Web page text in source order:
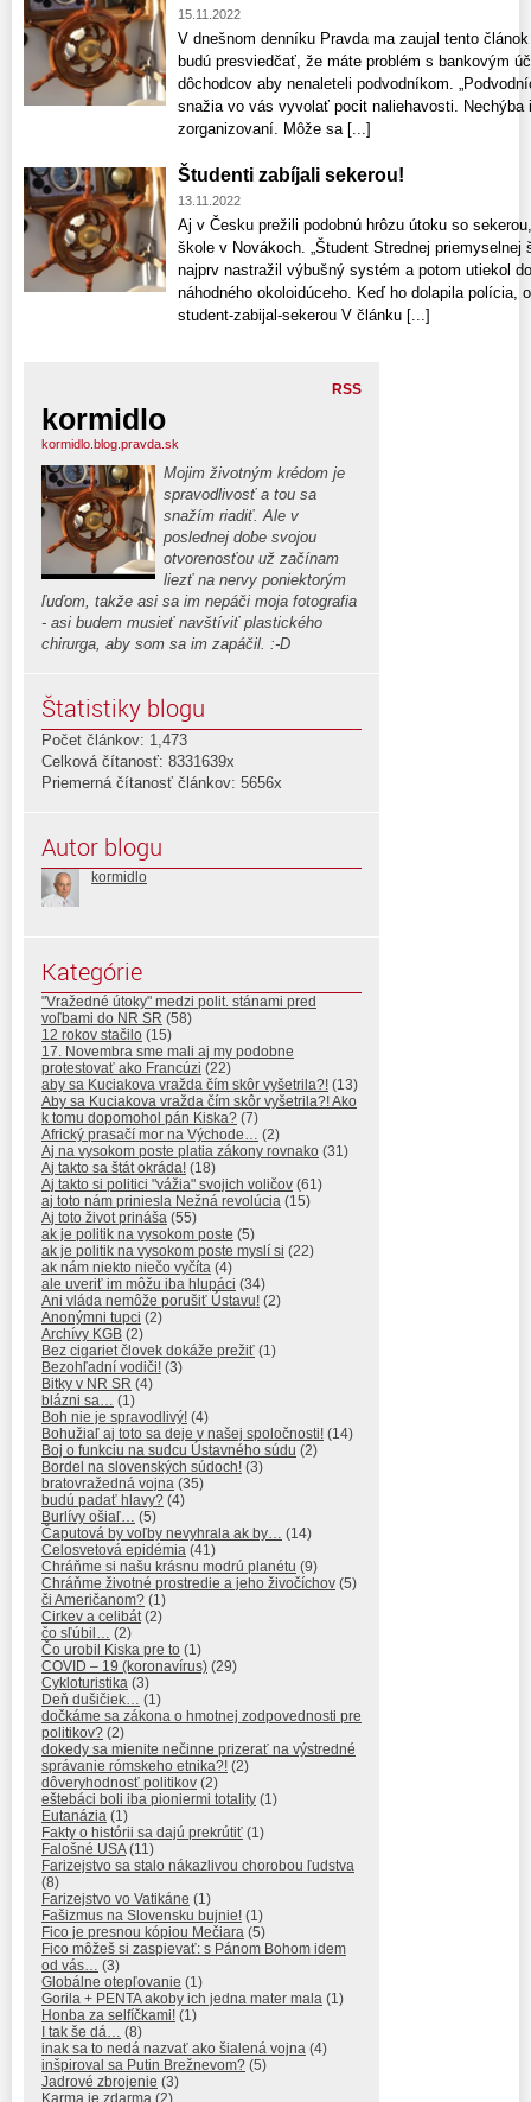
15.11.2022
V dnešnom denníku Pravda ma zaujal tento
budú presviedčať, že máte problém s bankovým
dôchodcov aby nenaleteli podvodníkom.
snažia vo vás vyvolať pocit naliehavosti.
zorganizovaní. Môže sa [...]
Študenti zabíjali sekerou!
13.11.2022
Aj v Česku prežili podobnú hrôzu útoku so
škole v Novákoch. „Študent Strednej
najprv nastražil výbušný systém a potom utiekol
náhodného okoloidúceho. Keď ho dolapila polícia,
student-zabijal-sekerou V článku [...]
RSS
kormidlo
kormidlo.blog.pravda.sk
Mojim životným krédom je
spravodlivosť a tou sa
snažím riadiť. Ale v
poslednej dobe svojou
otvorenosťou už začínam
liezť na nervy poniektorým
ľuďom, takže asi sa im nepáči moja fotografia
- asi budem musieť navštíviť plastického
chirurga, aby som sa im zapáčil. :-D
Štatistiky blogu
Počet článkov: 1,473
Celková čítanosť: 8331639x
Priemerná čítanosť článkov: 5656x
Autor blogu
kormidlo
Kategórie
"Vražedné útoky" medzi polit. stánami pred
voľbami do NR SR (58)
12 rokov stačilo (15)
17. Novembra sme mali aj my podobne
protestovať ako Francúzi (22)
aby sa Kuciakova vražda čím skôr vyšetrila?! (13)
Aby sa Kuciakova vražda čím skôr vyšetrila?! Ako
k tomu dopomohol pán Kiska? (7)
Africký prasačí mor na Východe…
(2)
Aj na vysokom poste platia zákony rovnako (31)
Aj takto sa štát okráda! (18)
Aj takto si politici "vážia" svojich voličov (61)
aj toto nám priniesla Nežná revolúcia (15)
Aj toto život prináša (55)
ak je politik na vysokom poste (5)
ak je politik na vysokom poste myslí si (22)
ak nám niekto niečo vyčíta (4)
ale uveriť im môžu iba hlupáci (34)
Ani vláda nemôže porušiť Ústavu! (2)
Anonýmni tupci (2)
Archívy KGB (2)
Bez cigariet človek dokáže prežiť (1)
Bezohľadní vodiči! (3)
Bitky v NR SR (4)
blázni sa…
(1)
Boh nie je spravodlivý! (4)
Bohužiaľ aj toto sa deje v našej spoločnosti! (14)
Boj o funkciu na sudcu Ústavného súdu (2)
Bordel na slovenských súdoch! (3)
bratovražedná vojna (35)
budú padať hlavy? (4)
Burlívy ošiaľ…
(5)
Čaputová by voľby nevyhrala ak by…
(14)
Celosvetová epidémia (41)
Chráňme si našu krásnu modrú planétu (9)
Chráňme životné prostredie a jeho živočíchov (5)
či Američanom? (1)
Cirkev a celibát (2)
čo sľúbil…
(2)
Čo urobil Kiska pre to (1)
COVID – 19 (koronavírus) (29)
Cykloturistika (3)
Deň dušičiek…
(1)
dočkáme sa zákona o hmotnej zodpovednosti pre
politikov? (2)
dokedy sa mienite nečinne prizerať na výstredné
správanie rómskeho etnika?! (2)
dôveryhodnosť politikov (2)
eštebáci boli iba pioniermi totality (1)
Eutanázia (1)
Fakty o histórii sa dajú prekrútiť (1)
Falošné USA(11)
Farizejstvo sa stalo nákazlivou chorobou ľudstva
(8)
Farizejstvo vo Vatikáne (1)
Fašizmus na Slovensku bujnie! (1)
Fico je presnou kópiou Mečiara (5)
Fico môžeš si zaspievať: s Pánom Bohom idem
od vás…
(3)
Globálne otepľovanie (1)
Gorila + PENTA akoby ich jedna mater mala (1)
Honba za selfíčkami! (1)
I tak še dá…
(8)
inak sa to nedá nazvať ako šialená vojna (4)
inšpiroval sa Putin Brežnevom? (5)
Jadrové zbrojenie (3)
Karma je zdarma (2)